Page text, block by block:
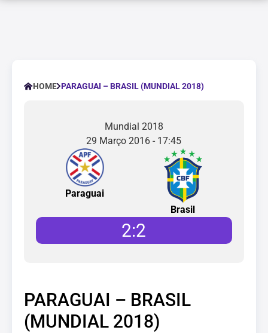
HOME PARAGUAI – BRASIL (MUNDIAL 2018)
Mundial 2018
29 Março 2016 - 17:45
Paraguai
Brasil
2:2
PARAGUAI – BRASIL
(MUNDIAL 2018)